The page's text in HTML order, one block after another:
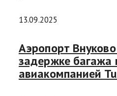
13.09.2025
Аэропорт
задержке багажа
авиакомпанией